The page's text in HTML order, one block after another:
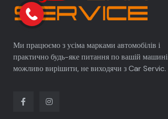
Ми працюємо з усіма марками автомобілів і
практично будь-яке питання по вашій машині
можливо вирішити, не виходячи з Car Servic.